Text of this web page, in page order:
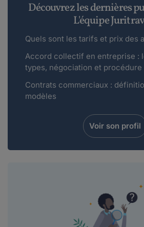
Découvrez les dernières
L'équipe
Quels sont les tarifs et prix des
Accord collectif en entreprise :
types, négociation et procédure
Contrats commerciaux :
modèles
Voir son profil